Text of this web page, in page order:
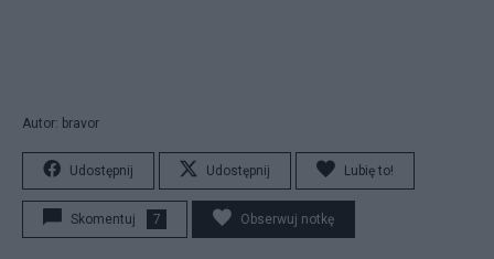
Autor: bravor
Udostępnij Udostępnij Lubię to!
Skomentuj 7 Obserwuj notkę